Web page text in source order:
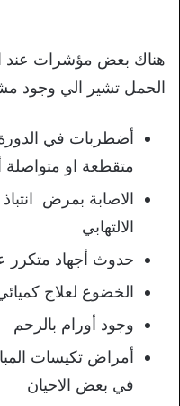
هناك بعض مؤشرات عند
الحمل تشير الي وجود
أضطربات في
متقطعة او متواصلة
الاصابة بمرض
الالتهابي
حدوث أجهاد
الخضوع لعلاج
وجود أورام بالرحم
أمراض تكيسات
في بعض الاحيان